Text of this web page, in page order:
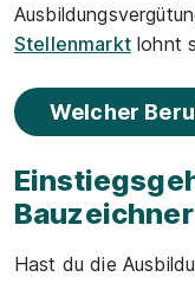
Stellenmarktlohnt
Welcher
Hast du die